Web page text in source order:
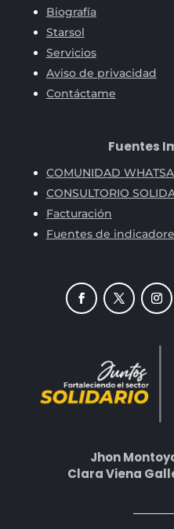
Biografía
Starsol
Servicios
Aviso de privacidad
Contáctame
Fuentes
COMUNIDAD
CONSULTORIO
Facturación
Fuentes de
Jhon
Clara Viena